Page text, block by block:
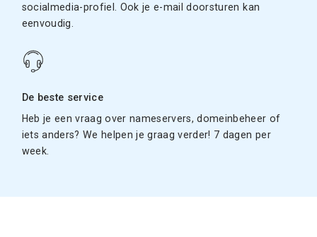
socialmedia-profiel. Ook je e-mail doorsturen kan
eenvoudig.
De beste service
Heb je een vraag over nameservers, domeinbeheer of
iets anders? We helpen je graag verder! 7 dagen per
week.